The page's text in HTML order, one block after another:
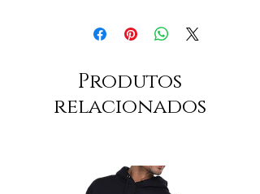
Produtos
relacionados